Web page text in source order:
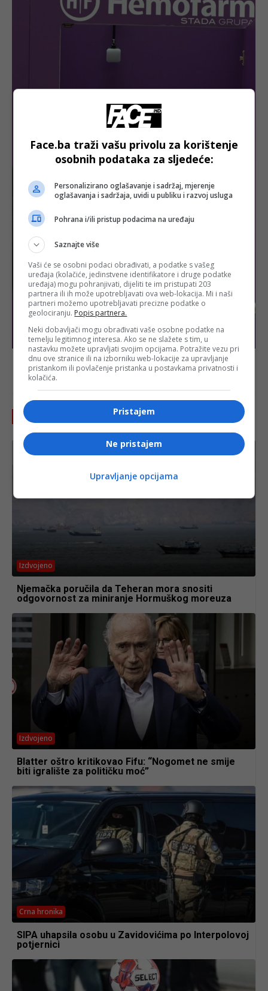
- OGLAS -
Pročitajte još
Izdvojeno
Njemačka poručila da Teheran mora snositi
odgovornost za miniranje Hormuškog moreuza
Izdvojeno
Blatter oštro kritikovao Fifu: “Nogomet ne smije
biti igralište za političku moć”
Crna hronika
SIPA uhapsila osobu u Zavidovićima po Interpolovoj
potjernici
Face.ba traži vašu privolu za korištenje
osobnih podataka za sljedeće:
Personalizirano oglašavanje i sadržaj, mjerenje
oglašavanja i sadržaja, uvidi u publiku i razvoj usluga
Pohrana i/ili pristup podacima na uređaju
Saznajte više
Vaši će se osobni podaci obrađivati, a podatke s vašeg
uređaja (kolačiće, jedinstvene identifikatore i druge podatke
uređaja) mogu pohranjivati, dijeliti te im pristupati 203
partnera ili ih može upotrebljavati ova web-lokacija. Mi i naši
partneri možemo upotrebljavati precizne podatke o
geolociranju. Popis partnera.
Neki dobavljači mogu obrađivati vaše osobne podatke na
temelju legitimnog interesa. Ako se ne slažete s tim, u
nastavku možete upravljati svojim opcijama. Potražite vezu pri
dnu ove stranice ili na izborniku web-lokacije za upravljanje
pristankom ili povlačenje pristanka u postavkama privatnosti i
kolačića.
Pristajem
Ne pristajem
Upravljanje opcijama